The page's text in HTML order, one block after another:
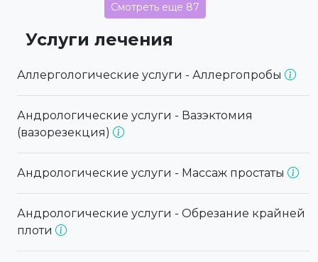
Смотреть еще 87
Услуги лечения
Аллергологические услуги - Аллергопробы
Андрологические услуги - Вазэктомия
(вазорезекция)
Андрологические услуги - Массаж простаты
Андрологические услуги - Обрезание крайней
плоти